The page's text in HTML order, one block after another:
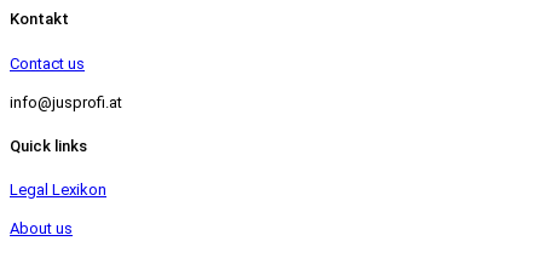
Kontakt
Contact us
info@jusprofi.at
Quick links
Legal Lexikon
About us